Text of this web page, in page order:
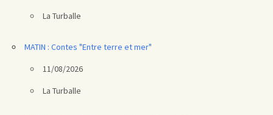
La Turballe
MATIN : Contes "Entre terre et mer"
11/08/2026
La Turballe